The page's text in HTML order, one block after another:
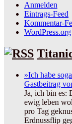
Anmelden
Eintrags-Feed
Kommentar-
WordPress.org
»Ich habe
Gastbeitrag
Ja, ich bin es:
ewig leben
pro Tag
Erdnussflip